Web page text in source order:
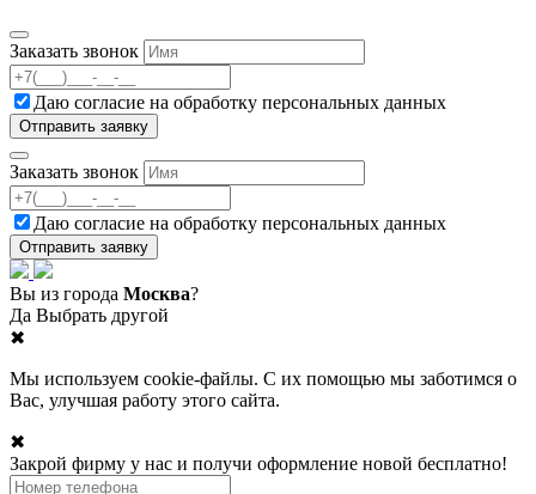
Заказать звонок
Даю согласие на обработку персональных данных
Заказать звонок
Даю согласие на обработку персональных данных
Вы из города Москва?
Да Выбрать другой
✖
Мы используем cookie-файлы. С их помощью мы заботимся о
Вас, улучшая работу этого сайта.
✖
Закрой фирму у нас и получи оформление новой бесплатно!